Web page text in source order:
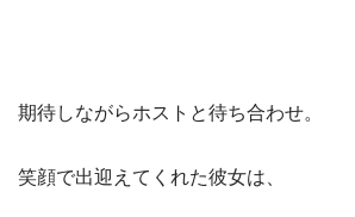
期待しながらホストと待ち合わせ。
笑顔で出迎えてくれた彼女は、